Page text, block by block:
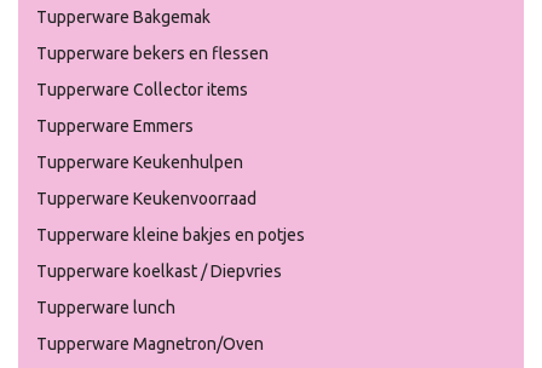
Tupperware Bakgemak
Tupperware bekers en flessen
Tupperware Collector items
Tupperware Emmers
Tupperware Keukenhulpen
Tupperware Keukenvoorraad
Tupperware kleine bakjes en potjes
Tupperware koelkast / Diepvries
Tupperware lunch
Tupperware Magnetron/Oven